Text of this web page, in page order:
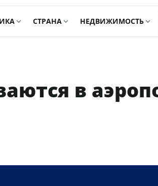
СТРАНА НЕДВИЖИМОСТЬ
в